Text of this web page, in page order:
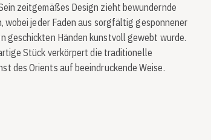
zeitgemäßes Design zieht bewundernde
wobei jeder Faden aus sorgfältig gesponnener
geschickten Händen kunstvoll gewebt wurde.
Stück verkörpert die traditionelle
des Orients auf beeindruckende Weise.